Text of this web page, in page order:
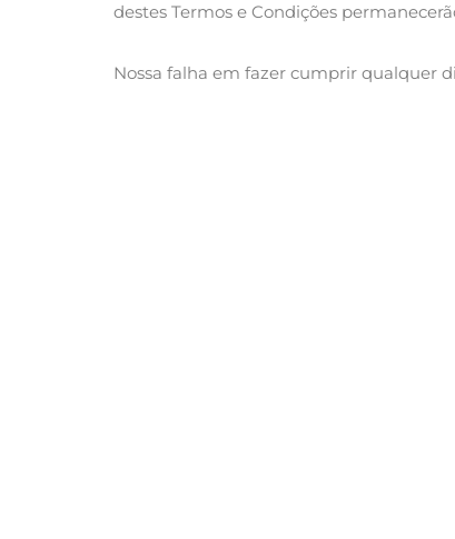
destes Termos e Condições
Nossa falha em fazer cumprir qualquer